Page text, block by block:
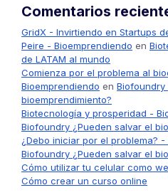
Comentarios
GridX - Invirtiendo en Startups
Peire - Bioemprendiendo en
de LATAM al mundo
Comienza por el problema al
Bioemprendiendo en Biofoundry
bioemprendimiento?
Biotecnología y prosperidad -
Biofoundry ¿Pueden salvar el
¿Debo iniciar por el problema?
Biofoundry ¿Pueden salvar el
Cómo utilizar tu celular como
Cómo crear un curso online